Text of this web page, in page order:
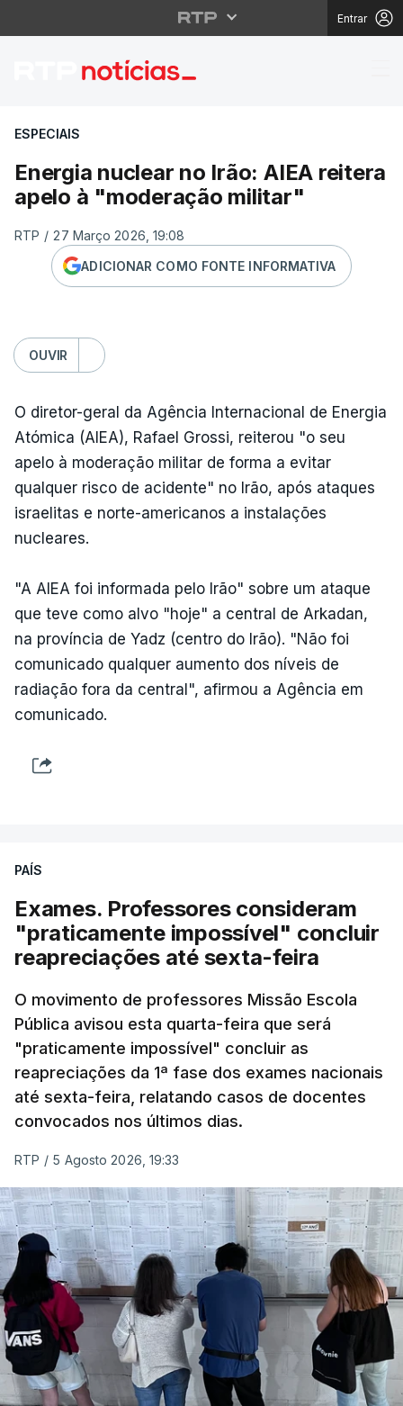
Entrar
Energia nuclear no
ESPECIAIS
Energia nuclear no Irão: AIEA reitera
apelo à "moderação militar"
RTP / 27 Março 2026, 19:08
ADICIONAR COMO FONTE INFORMATIVA
OUVIR
O diretor-geral da Agência Internacional de Energia
Atómica (AIEA), Rafael Grossi, reiterou "o seu
apelo à moderação militar de forma a evitar
qualquer risco de acidente" no Irão, após ataques
israelitas e norte-americanos a instalações
nucleares.
"A AIEA foi informada pelo Irão" sobre um ataque
que teve como alvo "hoje" a central de Arkadan,
na província de Yadz (centro do Irão). "Não foi
comunicado qualquer aumento dos níveis de
radiação fora da central", afirmou a Agência em
comunicado.
PAÍS
Exames. Professores consideram
"praticamente impossível" concluir
reapreciações até sexta-feira
O movimento de professores Missão Escola
Pública avisou esta quarta-feira que será
"praticamente impossível" concluir as
reapreciações da 1ª fase dos exames nacionais
até sexta-feira, relatando casos de docentes
convocados nos últimos dias.
RTP / 5 Agosto 2026, 19:33